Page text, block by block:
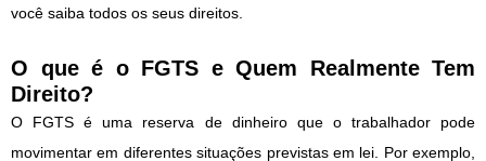
você saiba todos os seus direitos.
O que é o FGTS e Quem Realmente Tem
Direito?
O FGTS é uma reserva de dinheiro que o trabalhador pode
movimentar em diferentes situações previstas em lei. Por exemplo,